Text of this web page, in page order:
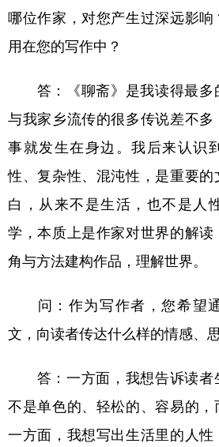
哪位作家，对您产生过深远影
用在您的写作中？
答：《聊斋》是我读得最多
与我家乡流传的很多传说差不
事就发生在身边。我后来认识
性、复杂性、混沌性，是重要
白，从来不是生活，也不是人
学，本质上是作家对世界的解
角与方法建构作品，理解世界。
问：作为写作者，您希望
文，向读者传达什么样的情感、
答：一方面，我想告诉读者
不是单色的、轻松的、容易的
一方面，我想写出生活里的人